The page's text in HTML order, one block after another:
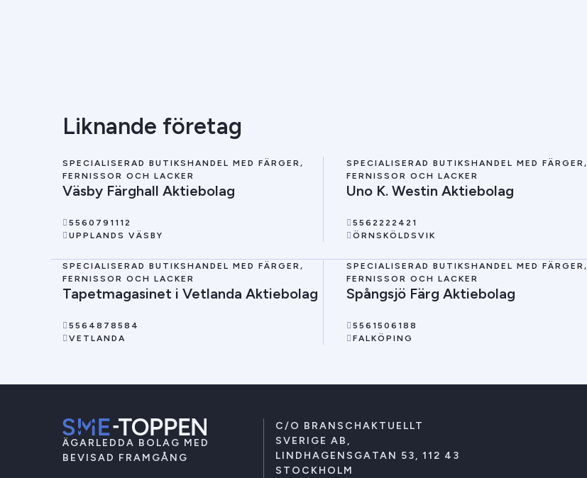
Liknande företag
SPECIALISERAD BUTIKSHANDEL MED FÄRGER,
FERNISSOR OCH LACKER
Väsby Färghall Aktiebolag
5560791112
UPPLANDS VÄSBY
SPECIALISERAD BUTIKSHANDEL MED FÄRGER,
FERNISSOR OCH LACKER
Uno K. Westin Aktiebolag
5562222421
ÖRNSKÖLDSVIK
SPECIALISERAD BUTIKSHANDEL MED FÄRGER,
FERNISSOR OCH LACKER
Tapetmagasinet i Vetlanda Aktiebolag
5564878584
VETLANDA
SPECIALISERAD BUTIKSHANDEL MED FÄRGER,
FERNISSOR OCH LACKER
Spångsjö Färg Aktiebolag
5561506188
FALKÖPING
ÄGARLEDDA BOLAG MED
BEVISAD FRAMGÅNG
C/O BRANSCHAKTUELLT
SVERIGE AB,
LINDHAGENSGATAN 53, 112 43
STOCKHOLM